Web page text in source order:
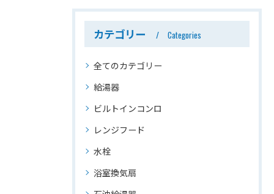
カテゴリー Categories
全てのカテゴリー
給湯器
ビルトインコンロ
レンジフード
水栓
浴室換気扇